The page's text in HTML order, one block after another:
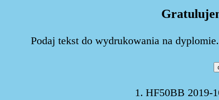
Podaj tekst do wydrukowania na
1. HF50BB 2019-